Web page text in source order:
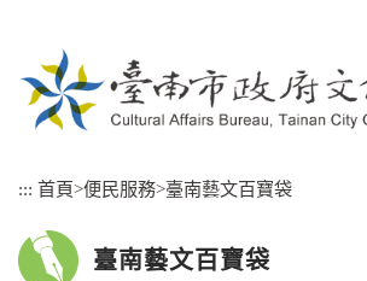
::: 首頁>便民服務>臺南藝文百寶袋
臺南藝文百寶袋